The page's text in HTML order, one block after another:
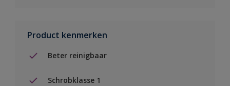
Product kenmerken
Beter reinigbaar
Schrobklasse 1